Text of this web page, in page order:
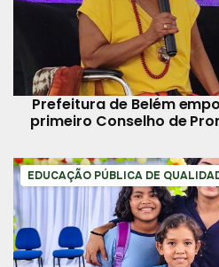
Prefeitura de Belém
primeiro Conselho de
EDUCAÇÃO PÚBLICA DE